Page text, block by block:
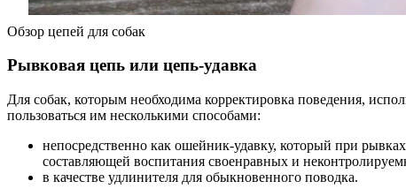
Обзор цепей для собак
Рывковая цепь или цепь-удавка
Для собак, которым необходима корректировка поведения,
пользоваться им несколькими способами:
непосредственно как ошейник-удавку, который при
составляющей воспитания своенравных и
в качестве удлинителя для обыкновенного поводка.